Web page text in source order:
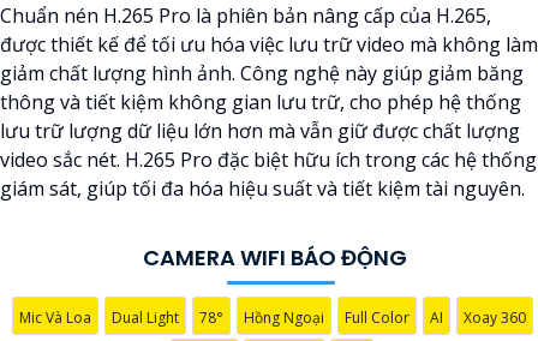
Chuẩn nén H.265 Pro là phiên bản nâng cấp của H.265,
được thiết kế để tối ưu hóa việc lưu trữ video mà không làm
giảm chất lượng hình ảnh. Công nghệ này giúp giảm băng
thông và tiết kiệm không gian lưu trữ, cho phép hệ thống
lưu trữ lượng dữ liệu lớn hơn mà vẫn giữ được chất lượng
video sắc nét. H.265 Pro đặc biệt hữu ích trong các hệ thống
giám sát, giúp tối đa hóa hiệu suất và tiết kiệm tài nguyên.
CAMERA WIFI BÁO ĐỘNG
Mic Và Loa Dual Light 78° Hồng Ngoại Full Color AI Xoay 360